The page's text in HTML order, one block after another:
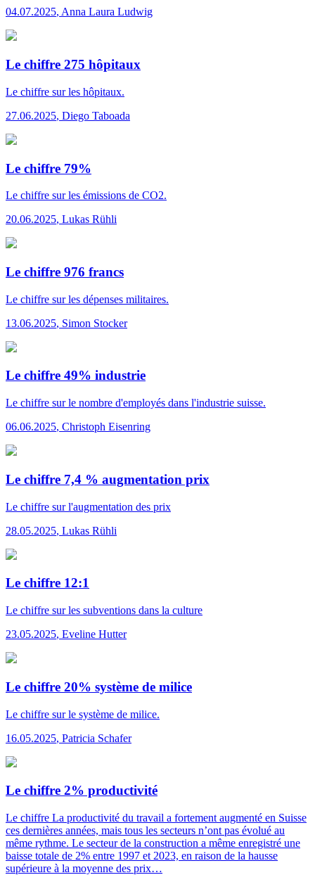
04.07.2025, Anna Laura Ludwig
Le chiffre 275 hôpitaux
Le chiffre sur les hôpitaux.
27.06.2025, Diego Taboada
Le chiffre 79%
Le chiffre sur les émissions de CO2.
20.06.2025, Lukas Rühli
Le chiffre 976 francs
Le chiffre sur les dépenses militaires.
13.06.2025, Simon Stocker
Le chiffre 49% industrie
Le chiffre sur le nombre d'employés dans l'industrie suisse.
06.06.2025, Christoph Eisenring
Le chiffre 7,4 % augmentation prix
Le chiffre sur l'augmentation des prix
28.05.2025, Lukas Rühli
Le chiffre 12:1
Le chiffre sur les subventions dans la culture
23.05.2025, Eveline Hutter
Le chiffre 20% système de milice
Le chiffre sur le système de milice.
16.05.2025, Patricia Schafer
Le chiffre 2% productivité
Le chiffre La productivité du travail a fortement augmenté en Suisse
ces dernières années, mais tous les secteurs n’ont pas évolué au
même rythme. Le secteur de la construction a même enregistré une
baisse totale de 2% entre 1997 et 2023, en raison de la hausse
supérieure à la moyenne des prix…